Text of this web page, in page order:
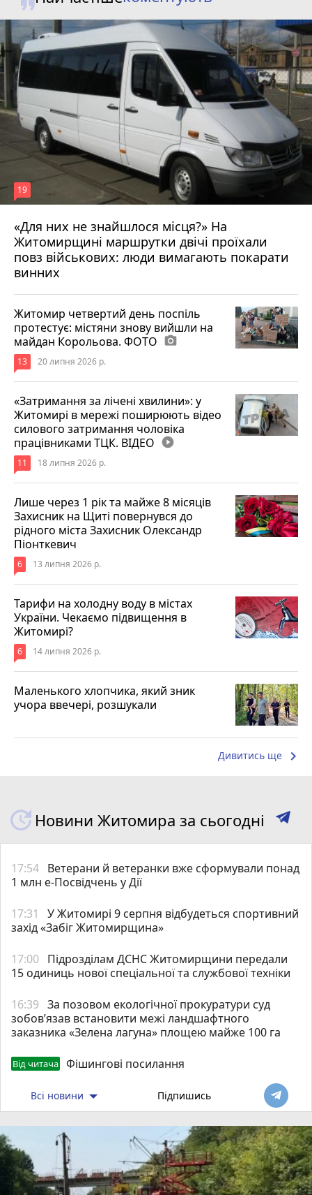
«Для них не знайшлося місця?» На
Житомирщині маршрутки двічі проїхали
повз військових: люди вимагають покарати
винних
19
17 липня 2026 р.
Житомир четвертий день поспіль
протестує: містяни знову вийшли на
майдан Корольова. ФОТО photo_camera
13 20 липня 2026 р.
«Затримання за лічені хвилини»: у
Житомирі в мережі поширюють відео
силового затримання чоловіка
працівниками ТЦК. ВІДЕО play_circle_filled
11 18 липня 2026 р.
Лише через 1 рік та майже 8 місяців
Захисник на Щиті повернувся до
рідного міста Захисник Олександр
Піонткевич
6 13 липня 2026 р.
Тарифи на холодну воду в містах
України. Чекаємо підвищення в
Житомирі?
6 14 липня 2026 р.
Маленького хлопчика, який зник
учора ввечері, розшукали
Дивитись ще keyboard_arrow_right
Новини Житомира за сьогодні
17:54 Ветерани й ветеранки вже сформували понад
1 млн е-Посвідчень у Дії
17:31
У Житомирі 9 серпня відбудеться спортивний
захід «Забіг Житомирщина»
17:00 Підрозділам ДСНС Житомирщини передали
15 одиниць нової спеціальної та службової техніки
16:39 За позовом екологічної прокуратури суд
зобов’язав встановити межі ландшафтного
заказника «Зелена лагуна» площею майже 100 га
Від читача Фішингові посилання
Всі новини Підпишись